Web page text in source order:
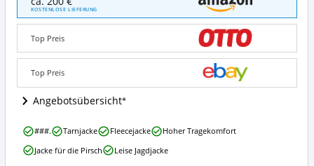
Crome
2.0
Fleecejacke
Camouflage
Angebote:
ist
diese
Jagdjacke
Härkila
erhältlich?
KOSTENLOSE LIEFERUNG
Top Preis
Top Preis
Angebotsübersicht
Härkila
Crome
2.0
###. Tarnjacke Fleecejacke
Hoher Tragekomfort
Jacke für die Pirsch
Leise Jagdjacke